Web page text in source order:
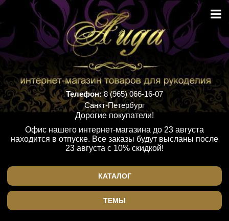
Телефон:8 (965) 066-16-07
Санкт-Петербург
Дорогие покупатели!
Офис нашего интернет-магазина до 23 августа
находится в отпуске. Все заказы будут высланы после
23 августа с 10% скидкой!
КАТАЛОГ
ТЕМЫ